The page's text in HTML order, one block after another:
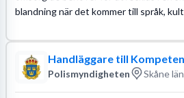
blandning när det kommer till språk,
Handläggare till
Polismyndigheten Skåne